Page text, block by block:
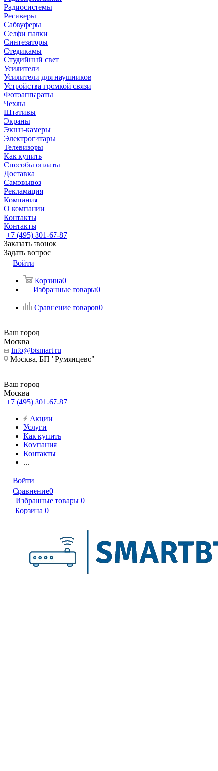
Радиосистемы
Ресиверы
Сабвуферы
Селфи палки
Синтезаторы
Стедикамы
Студийный свет
Усилители
Усилители для наушников
Устройства громкой связи
Фотоаппараты
Чехлы
Штативы
Экраны
Экшн-камеры
Электрогитары
Телевизоры
Как купить
Способы оплаты
Доставка
Самовывоз
Рекламация
Компания
О компании
Контакты
Контакты
+7 (495) 801-67-87
Заказать звонок
Задать вопрос
Войти
Корзина0
Избранные товары0
Сравнение товаров0
Ваш город
Москва
info@btsmart.ru
Москва, БП "Румянцево"
Ваш город
Москва
+7 (495) 801-67-87
Акции
Услуги
Как купить
Компания
Контакты
...
Войти
Сравнение0
Избранные товары 0
Корзина 0